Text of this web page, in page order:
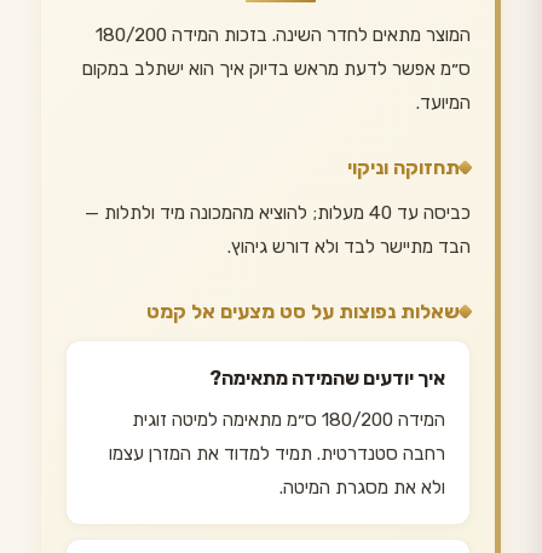
המוצר מתאים לחדר השינה. בזכות המידה 180/200
ס״מ אפשר לדעת מראש בדיוק איך הוא ישתלב במקום
המיועד.
תחזוקה וניקוי
כביסה עד 40 מעלות; להוציא מהמכונה מיד ולתלות —
הבד מתיישר לבד ולא דורש גיהוץ.
שאלות נפוצות על סט מצעים אל קמט
איך יודעים שהמידה מתאימה?
המידה 180/200 ס״מ מתאימה למיטה זוגית
רחבה סטנדרטית. תמיד למדוד את המזרן עצמו
ולא את מסגרת המיטה.